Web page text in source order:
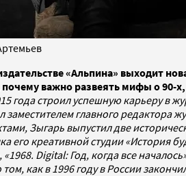
«Альпина» выходит
почему важно развеять мифы о 90-
года строил успешную карьеру в
заместителем главного
Зыгарь выпустил две
его креативной студии «История
Digital: Год, когда все
как в 1996 году в России